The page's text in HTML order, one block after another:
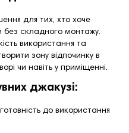
для тих, хто хоче
складного монтажу.
використання та
зону відпочинку в
чи навіть у приміщенні.
джакузі:
до використання